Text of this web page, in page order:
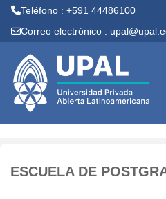
Teléfono : +591 44486100
Correo electrónico :
ESCUELA DE